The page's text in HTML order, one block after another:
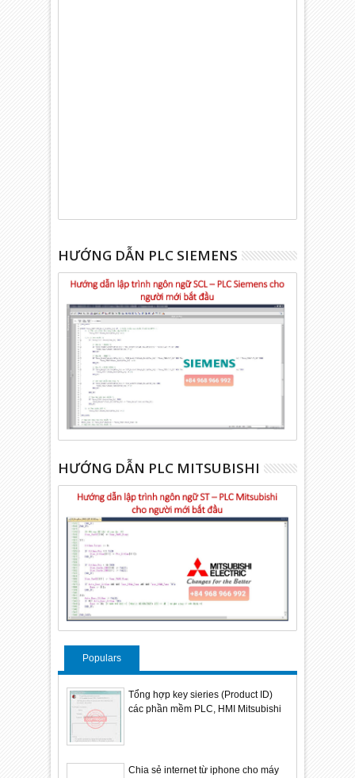
HƯỚNG DẪN PLC SIEMENS
HƯỚNG DẪN PLC MITSUBISHI
Populars
Tổng hợp key sieries (Product ID)
các phần mềm PLC, HMI Mitsubishi
Chia sẻ internet từ iphone cho máy